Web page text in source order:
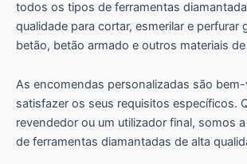
todos os tipos de ferramentas
qualidade para cortar, esmerilar e perfurar
betão, betão armado e outros materiais
As encomendas personalizadas são
satisfazer os seus requisitos específicos.
revendedor ou um utilizador final, somos
de ferramentas diamantadas de alta